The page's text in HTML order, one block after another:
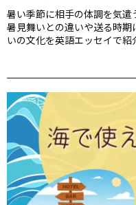
暑い季節に相手の体調を気
暑見舞いとの違いや送る時
いの文化を英語エッセイで紹